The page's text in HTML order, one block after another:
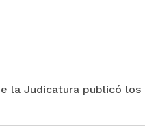
la Judicatura publicó los